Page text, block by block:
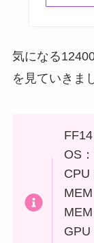
気になる
を見ていきま
OS
CPU
GPU